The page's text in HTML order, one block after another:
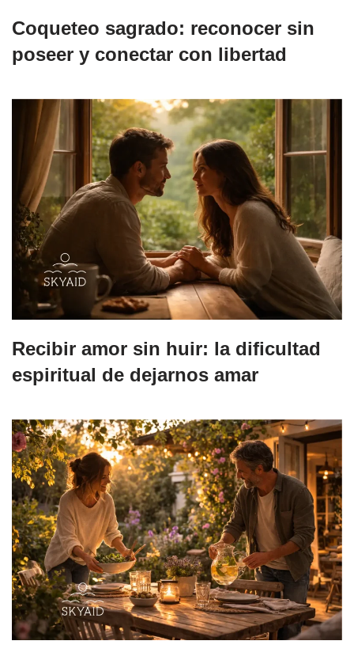
Coqueteo sagrado: reconocer sin
poseer y conectar con libertad
Recibir amor sin huir: la dificultad
espiritual de dejarnos amar